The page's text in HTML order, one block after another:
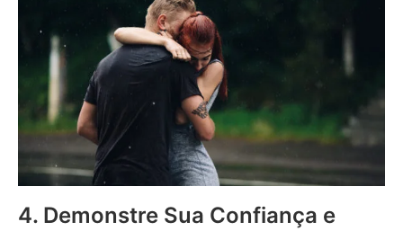
4. Demonstre Sua Confiança e